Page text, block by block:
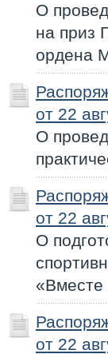
О
на приз
ордена
от 22
О
от 22
О
«Вместе
от 22